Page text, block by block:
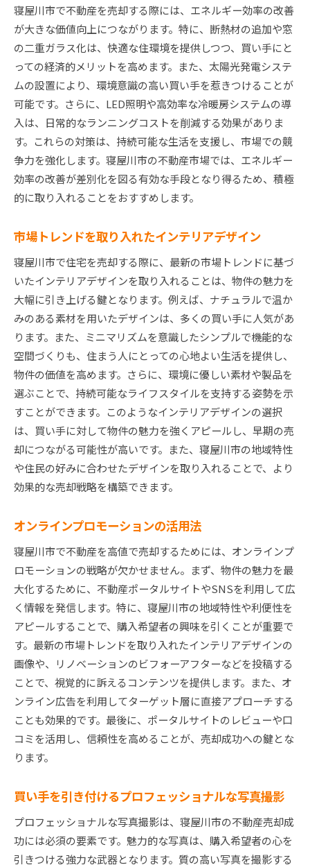
寝屋川市で不動産を売却する際には、エネルギー効率の改善
が大きな価値向上につながります。特に、断熱材の追加や窓
の二重ガラス化は、快適な住環境を提供しつつ、買い手にと
っての経済的メリットを高めます。また、太陽光発電システ
ムの設置により、環境意識の高い買い手を惹きつけることが
可能です。さらに、LED照明や高効率な冷暖房システムの導
入は、日常的なランニングコストを削減する効果がありま
す。これらの対策は、持続可能な生活を支援し、市場での競
争力を強化します。寝屋川市の不動産市場では、エネルギー
効率の改善が差別化を図る有効な手段となり得るため、積極
的に取り入れることをおすすめします。
市場トレンドを取り入れたインテリアデザイン
寝屋川市で住宅を売却する際に、最新の市場トレンドに基づ
いたインテリアデザインを取り入れることは、物件の魅力を
大幅に引き上げる鍵となります。例えば、ナチュラルで温か
みのある素材を用いたデザインは、多くの買い手に人気があ
ります。また、ミニマリズムを意識したシンプルで機能的な
空間づくりも、住まう人にとっての心地よい生活を提供し、
物件の価値を高めます。さらに、環境に優しい素材や製品を
選ぶことで、持続可能なライフスタイルを支持する姿勢を示
すことができます。このようなインテリアデザインの選択
は、買い手に対して物件の魅力を強くアピールし、早期の売
却につながる可能性が高いです。また、寝屋川市の地域特性
や住民の好みに合わせたデザインを取り入れることで、より
効果的な売却戦略を構築できます。
オンラインプロモーションの活用法
寝屋川市で不動産を高値で売却するためには、オンラインプ
ロモーションの戦略が欠かせません。まず、物件の魅力を最
大化するために、不動産ポータルサイトやSNSを利用して広
く情報を発信します。特に、寝屋川市の地域特性や利便性を
アピールすることで、購入希望者の興味を引くことが重要で
す。最新の市場トレンドを取り入れたインテリアデザインの
画像や、リノベーションのビフォーアフターなどを投稿する
ことで、視覚的に訴えるコンテンツを提供します。また、オ
ンライン広告を利用してターゲット層に直接アプローチする
ことも効果的です。最後に、ポータルサイトのレビューや口
コミを活用し、信頼性を高めることが、売却成功への鍵とな
ります。
買い手を引き付けるプロフェッショナルな写真撮影
プロフェッショナルな写真撮影は、寝屋川市の不動産売却成
功には必須の要素です。魅力的な写真は、購入希望者の心を
引きつける強力な武器となります。質の高い写真を撮影する